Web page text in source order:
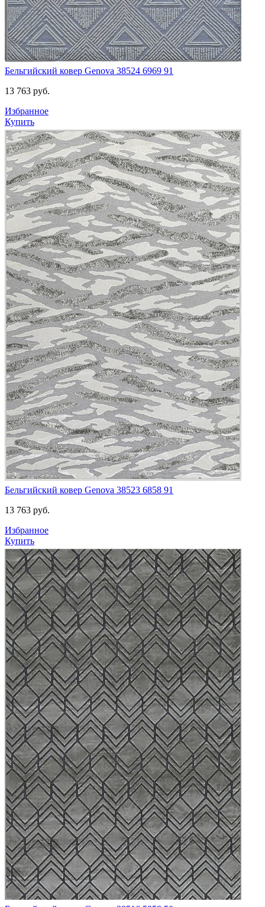
Бельгийский ковер Genova 38524 6969 91
13 763 руб.
Избранное
Купить
Бельгийский ковер Genova 38523 6858 91
13 763 руб.
Избранное
Купить